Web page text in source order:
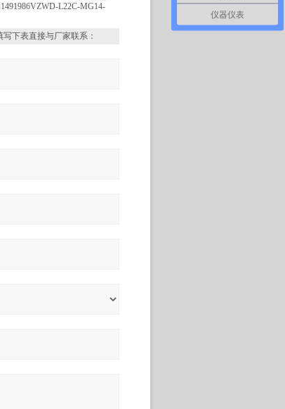
L22C-MG14-
下表直接与厂家联系：
仪器仪表